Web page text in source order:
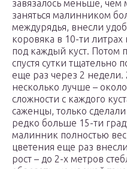
завязалось меньше,
заняться малинником
междурядья, внесли
коровяка в 10-ти
под каждый куст. Потом
спустя сутки тщательно
еще раз через 2
несколько лучше –
сложности с каждого
саженцы, только
редко больше 15-ти
малинник полностью
цветения еще раз
рост – до 2-х метров